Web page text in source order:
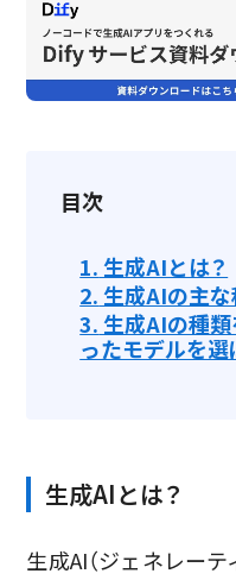
目次
1.生成AIとは？
2.生成AIの主
3.生成AIの種類
ったモデルを選
生成AIとは？
生成AI（ジェネレーテ